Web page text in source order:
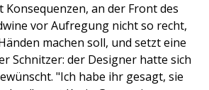
an der Front des
vor Aufregung nicht so recht,
machen soll, und setzt eine
Schnitzer: der Designer hatte sich
"Ich habe ihr gesagt, sie